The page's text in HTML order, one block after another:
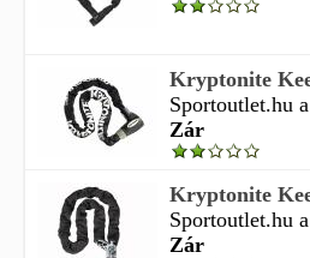
Kryptonite
Sportoutlet.hu
Zár
Kryptonite
Sportoutlet.hu
Zár